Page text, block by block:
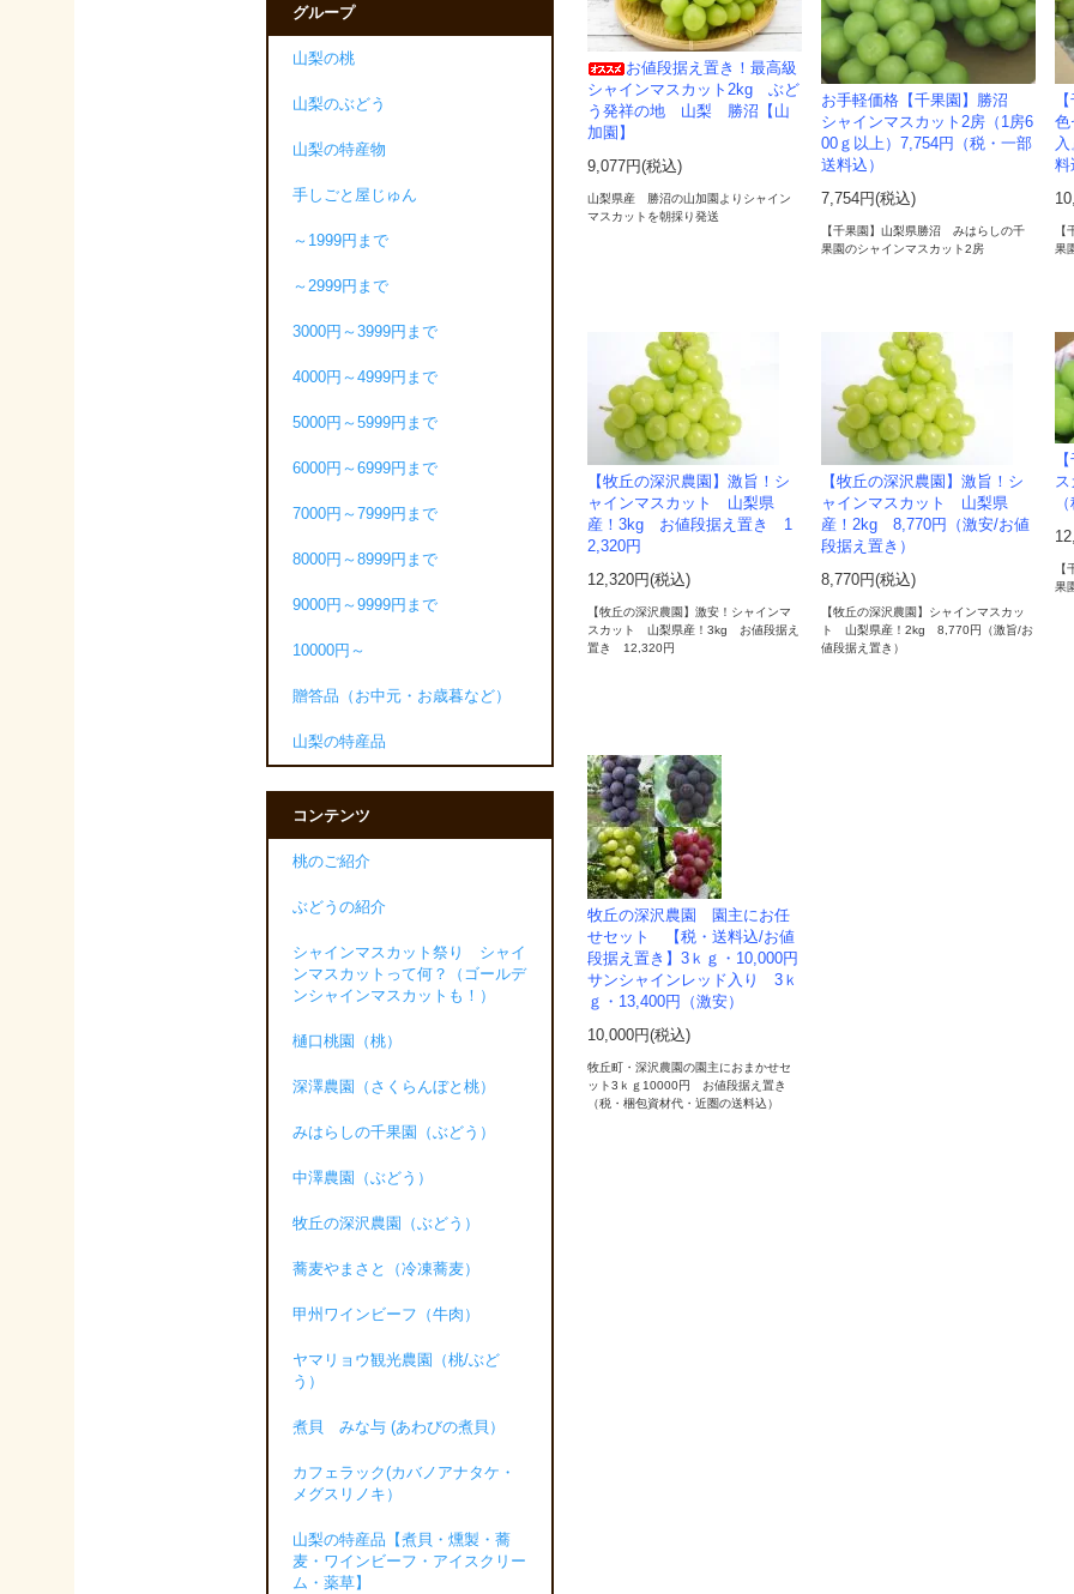
お値段据え置き！最高級
シャインマスカット2kg ぶど
う発祥の地 山梨 勝沼【山
加園】
9,077円(税込)
山梨県産 勝沼の山加園よりシャイン
マスカットを朝採り発送
お手軽価格【千果園】勝沼
シャインマスカット2房（1房6
00ｇ以上）7,754円（税・一部
送料込）
7,754円(税込)
【千果園】山梨県勝沼 みはらしの千
果園のシャインマスカット2房
色
料
果
【牧丘の深沢農園】激旨！シ
ャインマスカット 山梨県
産！3kg お値段据え置き 1
2,320円
12,320円(税込)
【牧丘の深沢農園】激安！シャインマ
スカット 山梨県産！3kg お値段据え
置き 12,320円
【牧丘の深沢農園】激旨！シ
ャインマスカット 山梨県
産！2kg 8,770円（激安/お値
段据え置き）
8,770円(税込)
【牧丘の深沢農園】シャインマスカッ
ト 山梨県産！2kg 8,770円（激旨/お
値段据え置き）
果
牧丘の深沢農園 園主にお任
せセット 【税・送料込/お値
段据え置き】3ｋｇ・10,000円
サンシャインレッド入り 3ｋ
ｇ・13,400円（激安）
10,000円(税込)
牧丘町・深沢農園の園主におまかせセ
ット3ｋｇ10000円 お値段据え置き
（税・梱包資材代・近圏の送料込）
グループ
山梨の桃
山梨のぶどう
山梨の特産物
手しごと屋じゅん
～1999円まで
～2999円まで
3000円～3999円まで
4000円～4999円まで
5000円～5999円まで
6000円～6999円まで
7000円～7999円まで
8000円～8999円まで
9000円～9999円まで
10000円～
贈答品（お中元・お歳暮など）
山梨の特産品
コンテンツ
桃のご紹介
ぶどうの紹介
シャインマスカット祭り シャイ
ンマスカットって何？（ゴールデ
ンシャインマスカットも！）
樋口桃園（桃）
深澤農園（さくらんぼと桃）
みはらしの千果園（ぶどう）
中澤農園（ぶどう）
牧丘の深沢農園（ぶどう）
蕎麦やまさと（冷凍蕎麦）
甲州ワインビーフ（牛肉）
ヤマリョウ観光農園（桃/ぶど
う）
煮貝 みな与 (あわびの煮貝）
カフェラック(カバノアナタケ・
メグスリノキ）
山梨の特産品【煮貝・燻製・蕎
麦・ワインビーフ・アイスクリー
ム・薬草】